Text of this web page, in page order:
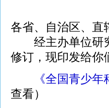
各省、自治区、直
经主办单位研究
修订，现印发给你
《全国青少
查看）